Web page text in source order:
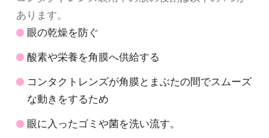
あります。
眼の乾燥を防ぐ
酸素や栄養を角膜へ供給する
コンタクトレンズが角膜とまぶたの間でスムーズ
な動きをするため
眼に入ったゴミや菌を洗い流す。